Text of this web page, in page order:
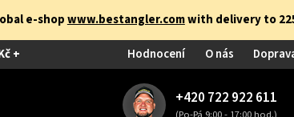
e-shopwww.bestangler.comwith delivery to
+ Hodnocení O nás
+420 722 922 611